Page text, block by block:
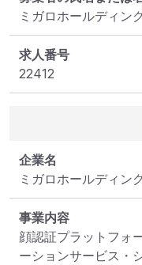
ミガロホールディン
求人番号
22412
企業名
ミガロホールディン
事業内容
顔認証プラットフォ
ーションサービス・